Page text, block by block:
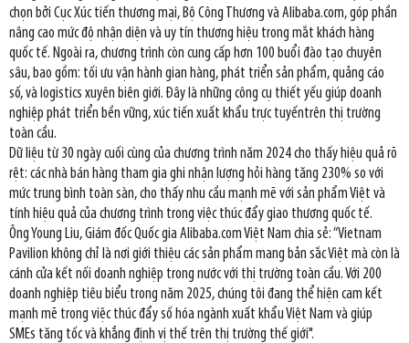
chọn bởi Cục Xúc tiến thương mại, Bộ Công Thương và Alibaba.com, góp phần
nâng cao mức độ nhận diện và uy tín thương hiệu trong mắt khách hàng
quốc tế. Ngoài ra, chương trình còn cung cấp hơn 100 buổi đào tạo chuyên
sâu, bao gồm: tối ưu vận hành gian hàng, phát triển sản phẩm, quảng cáo
số, và logistics xuyên biên giới. Đây là những công cụ thiết yếu giúp doanh
nghiệp phát triển bền vững, xúc tiến xuất khẩu trực tuyếntrên thị trường
toàn cầu.
Dữ liệu từ 30 ngày cuối cùng của chương trình năm 2024 cho thấy hiệu quả rõ
rệt: các nhà bán hàng tham gia ghi nhận lượng hỏi hàng tăng 230% so với
mức trung bình toàn sàn, cho thấy nhu cầu mạnh mẽ với sản phẩm Việt và
tính hiệu quả của chương trình trong việc thúc đẩy giao thương quốc tế.
Ông Young Liu, Giám đốc Quốc gia Alibaba.com Việt Nam chia sẻ: “Vietnam
Pavilion không chỉ là nơi giới thiệu các sản phẩm mang bản sắc Việt mà còn là
cánh cửa kết nối doanh nghiệp trong nước với thị trường toàn cầu. Với 200
doanh nghiệp tiêu biểu trong năm 2025, chúng tôi đang thể hiện cam kết
mạnh mẽ trong việc thúc đẩy số hóa ngành xuất khẩu Việt Nam và giúp
SMEs tăng tốc và khẳng định vị thế trên thị trường thế giới".